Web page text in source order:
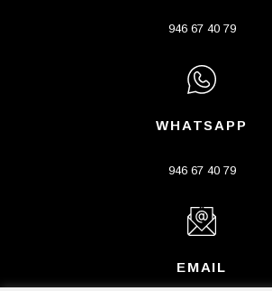
946 67 40 79
WHATSAPP
946 67 40 79
EMAIL